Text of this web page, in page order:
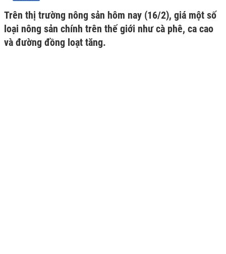
Trên thị trường nông sản hôm nay (16/2), giá một số
loại nông sản chính trên thế giới như cà phê, ca cao
và đường đồng loạt tăng.